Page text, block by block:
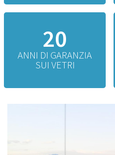
20
ANNI DI GARANZIA
SUI VETRI